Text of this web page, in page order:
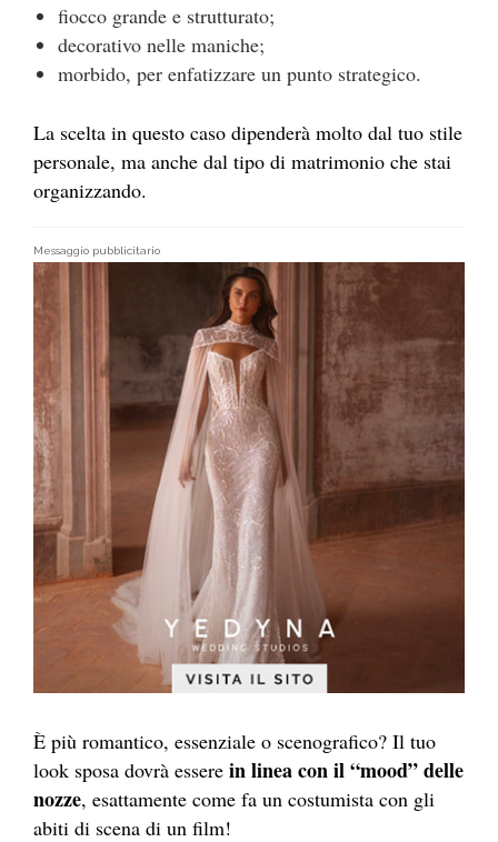
fiocco grande e strutturato;
decorativo nelle maniche;
morbido, per enfatizzare un punto strategico.
La scelta in questo caso dipenderà molto dal tuo stile
personale, ma anche dal tipo di matrimonio che stai
organizzando.
Messaggio pubblicitario
È più romantico, essenziale o scenografico? Il tuo
look sposa dovrà essere in linea con il “mood” delle
nozze, esattamente come fa un costumista con gli
abiti di scena di un film!